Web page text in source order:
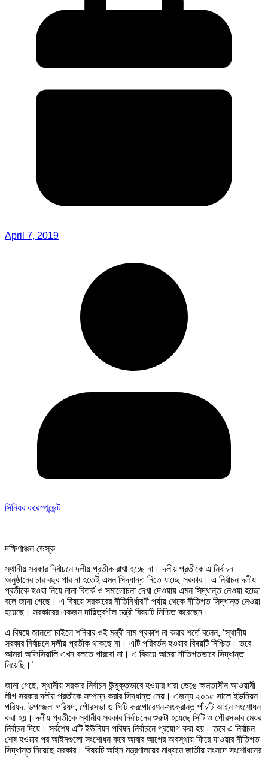
April 7, 2019
সিনিয়র করেস্পন্ডেন্ট
দক্ষিণাঞ্চল ডেস্ক
স্থানীয় সরকার নির্বাচনে দলীয় প্রতীক রাখা হচ্ছে না। দলীয় প্রতীকে এ নির্বাচন
অনুষ্ঠানের চার বছর পার না হতেই এমন সিদ্ধান্ত নিতে যাচ্ছে সরকার। এ নির্বাচন দলীয়
প্রতীকে হওয়া নিয়ে নানা বিতর্ক ও সমালোচনা দেখা দেওয়ায় এমন সিদ্ধান্ত নেওয়া হচ্ছে
বলে জানা গেছে। এ বিষয়ে সরকারের নীতিনির্ধারণী পর্যায় থেকে নীতিগত সিদ্ধান্ত নেওয়া
হয়েছে। সরকারের একজন দায়িত্বশীল মন্ত্রী বিষয়টি নিশ্চিত করেছেন।
এ বিষয়ে জানতে চাইলে শনিবার ওই মন্ত্রী নাম প্রকাশ না করার শর্তে বলেন, ‘স্থানীয়
সরকার নির্বাচনে দলীয় প্রতীক থাকছে না। এটি পরিবর্তন হওয়ার বিষয়টি নিশ্চিত। তবে
আমরা অফিসিয়ালি এখন বলতে পারবো না। এ বিষয়ে আমরা নীতিগতভাবে সিদ্ধান্ত
নিয়েছি।’
জানা গেছে, স্থানীয় সরকার নির্বাচন উন্মুক্তভাবে হওয়ার ধারা ভেঙে ক্ষমতাসীন আওয়ামী
লীগ সরকার দলীয় প্রতীকে সম্পন্ন করার সিদ্ধান্ত নেয়। এজন্য ২০১৫ সালে ইউনিয়ন
পরিষদ, উপজেলা পরিষদ, পৌরসভা ও সিটি করপোরেশন-সংক্রান্ত পাঁচটি আইন সংশোধন
করা হয়। দলীয় প্রতীকে স্থানীয় সরকার নির্বাচনের শুরুটা হয়েছে সিটি ও পৌরসভার মেয়র
নির্বাচন দিয়ে। সর্বশেষ এটি ইউনিয়ন পরিষদ নির্বাচনে প্রয়োগ করা হয়। তবে এ নির্বাচন
শেষ হওয়ার পর আইনগুলো সংশোধন করে আবার আগের অবস্থায় ফিরে যাওয়ার নীতিগত
সিদ্ধান্ত নিয়েছে সরকার। বিষয়টি আইন মন্ত্রণালয়ের মাধ্যমে জাতীয় সংসদে সংশোধনের